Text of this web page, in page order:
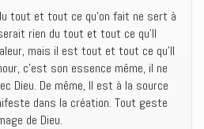
tout et tout ce qu’on fait ne sert à
rien du tout et tout ce qu’Il
mais il est tout et tout ce qu’Il
c’est son essence même, il ne
Dieu. De même, Il est à la source
dans la création. Tout geste
de Dieu.